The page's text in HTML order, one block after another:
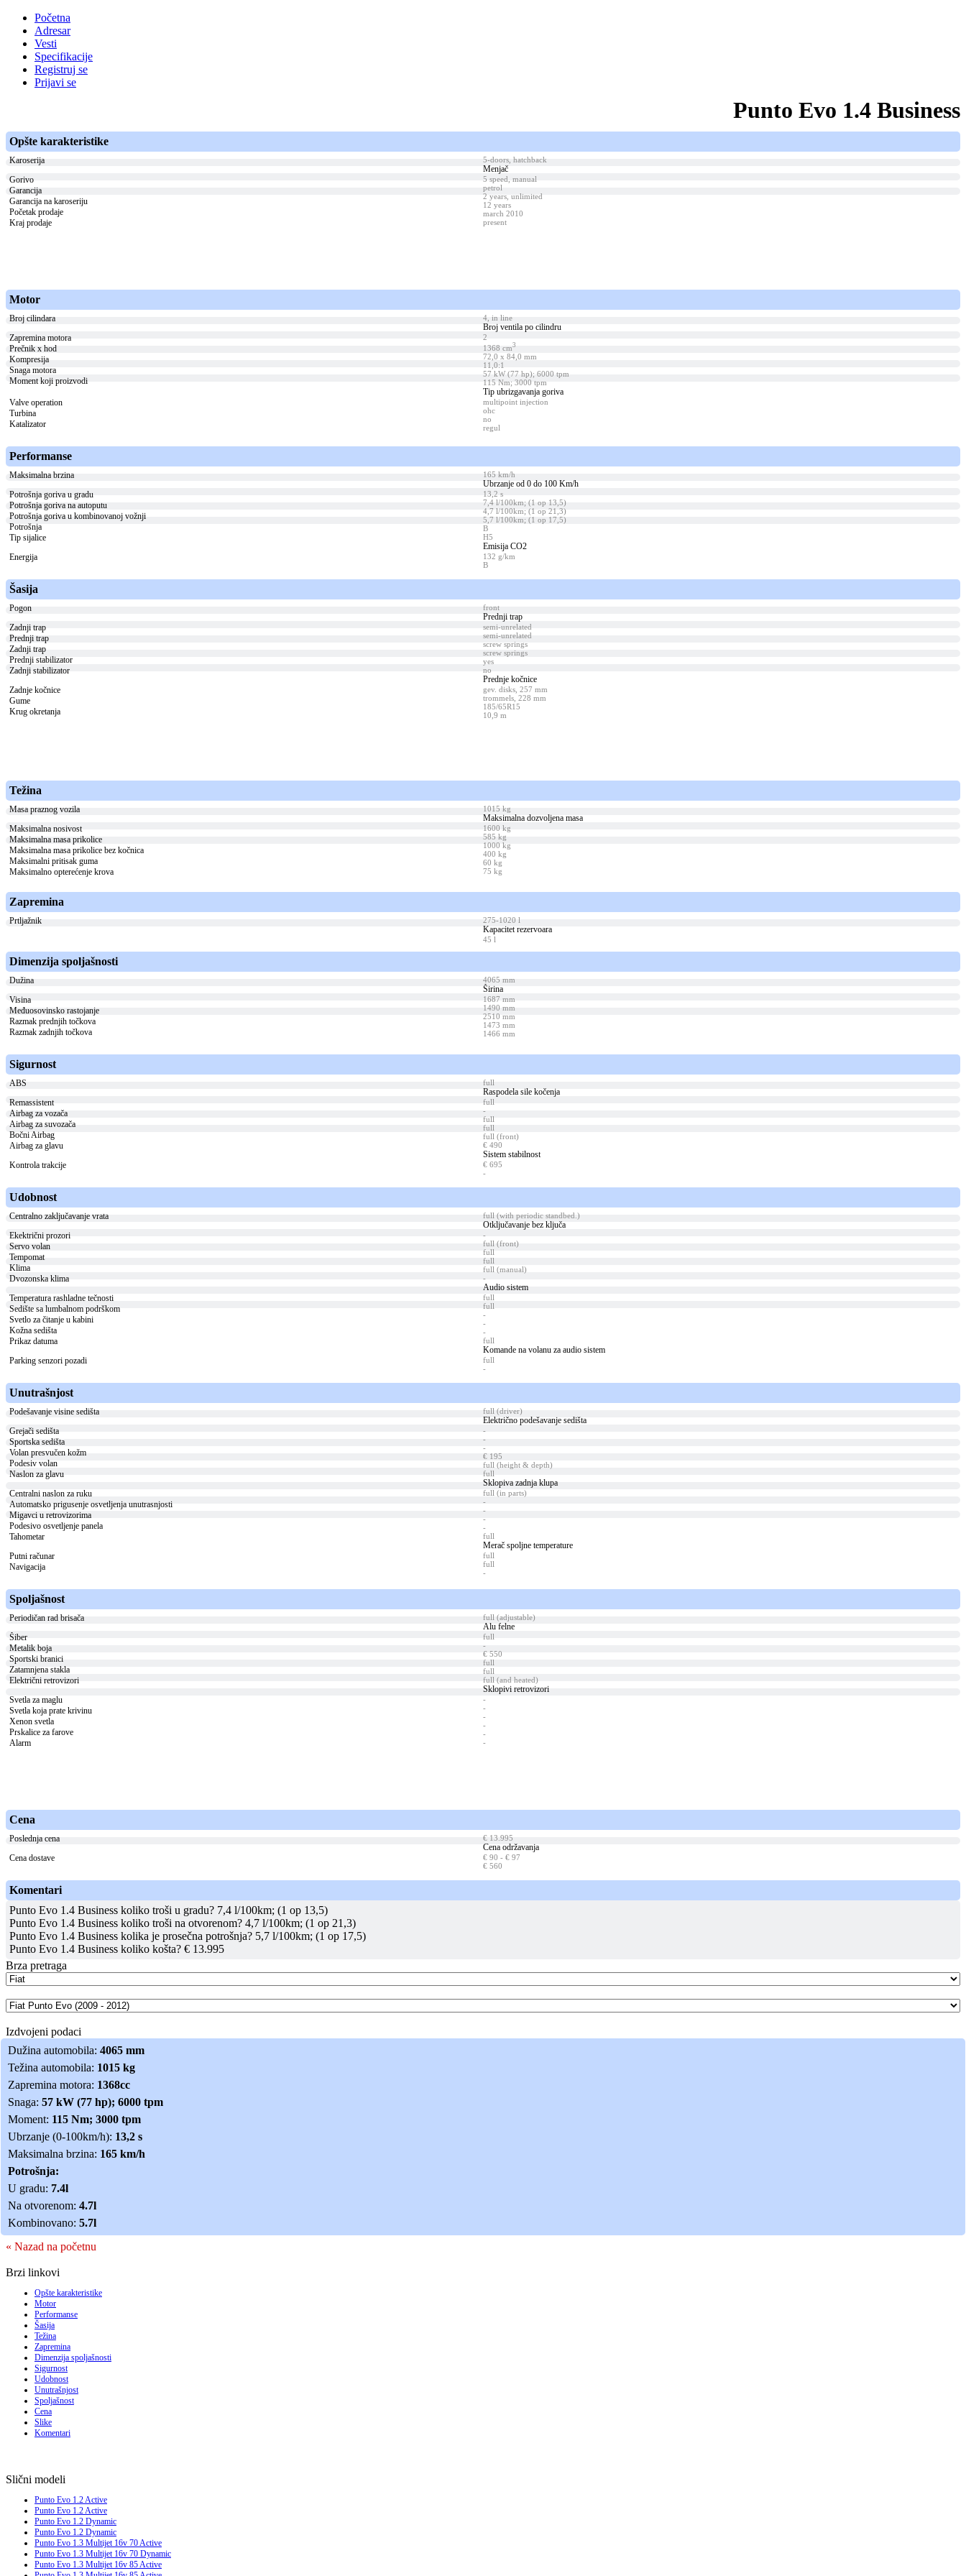
Početna
Adresar
Vesti
Specifikacije
Registruj se
Prijavi se
Punto Evo 1.4 Business
Opšte karakteristike
Karoserija 5-doors, hatchback
Menjač
5 speed, manual
Gorivo
petrol
Garancija
2 years, unlimited
Garancija na karoseriju 12 years
Početak prodaje march 2010
Kraj prodaje present
Motor
Broj cilindara 4, in line
Broj ventila po cilindru
2
Zapremina motora
1368 cm3
Prečnik x hod
72,0 x 84,0 mm
Kompresija
11,0:1
Snaga motora 57 kW (77 hp); 6000 tpm
Moment koji proizvodi 115 Nm; 3000 tpm
Tip ubrizgavanja goriva
multipoint injection
Valve operation
ohc
Turbina
no
Katalizator regul
Performanse
Maksimalna brzina 165 km/h
Ubrzanje od 0 do 100 Km/h
13,2 s
Potrošnja goriva u gradu
7,4 l/100km; (1 op 13,5)
Potrošnja goriva na autoputu
4,7 l/100km; (1 op 21,3)
Potrošnja goriva u kombinovanoj vožnji 5,7 l/100km; (1 op 17,5)
Potrošnja B
Tip sijalice H5
Emisija CO2
132 g/km
Energija
B
Šasija
Pogon front
Prednji trap
semi-unrelated
Zadnji trap
semi-unrelated
Prednji trap
screw springs
Zadnji trap screw springs
Prednji stabilizator yes
Zadnji stabilizator no
Prednje kočnice
gev. disks, 257 mm
Zadnje kočnice
trommels, 228 mm
Gume
185/65R15
Krug okretanja 10,9 m
Težina
Masa praznog vozila 1015 kg
Maksimalna dozvoljena masa
1600 kg
Maksimalna nosivost
585 kg
Maksimalna masa prikolice
1000 kg
Maksimalna masa prikolice bez kočnica 400 kg
Maksimalni pritisak guma 60 kg
Maksimalno opterećenje krova 75 kg
Zapremina
Prtljažnik 275-1020 l
Kapacitet rezervoara
45 l
Dimenzija spoljašnosti
Dužina 4065 mm
Širina
1687 mm
Visina
1490 mm
Međuosovinsko rastojanje
2510 mm
Razmak prednjih točkova 1473 mm
Razmak zadnjih točkova 1466 mm
Sigurnost
ABS full
Raspodela sile kočenja
full
Remassistent
-
Airbag za vozača
full
Airbag za suvozača full
Bočni Airbag full (front)
Airbag za glavu € 490
Sistem stabilnost
€ 695
Kontrola trakcije
-
Udobnost
Centralno zaključavanje vrata full (with periodic standbed.)
Otključavanje bez ključa
-
Ekektrični prozori
full (front)
Servo volan
full
Tempomat full
Klima full (manual)
Dvozonska klima -
Audio sistem
full
Temperatura rashladne tečnosti
full
Sedište sa lumbalnom podrškom
-
Svetlo za čitanje u kabini -
Kožna sedišta -
Prikaz datuma full
Komande na volanu za audio sistem
full
Parking senzori pozadi
-
Unutrašnjost
Podešavanje visine sedišta full (driver)
Električno podešavanje sedišta
-
Grejači sedišta
-
Sportska sedišta
-
Volan presvučen kožm € 195
Podesiv volan full (height & depth)
Naslon za glavu full
Sklopiva zadnja klupa
full (in parts)
Centralni naslon za ruku
-
Automatsko prigusenje osvetljenja unutrasnjosti
-
Migavci u retrovizorima -
Podesivo osvetljenje panela -
Tahometar full
Merač spoljne temperature
full
Putni računar
full
Navigacija
-
Spoljašnost
Periodičan rad brisača full (adjustable)
Alu felne
full
Šiber
-
Metalik boja
€ 550
Sportski branici full
Zatamnjena stakla full
Električni retrovizori full (and heated)
Sklopivi retrovizori
-
Svetla za maglu
-
Svetla koja prate krivinu
-
Xenon svetla -
Prskalice za farove -
Alarm -
Cena
Poslednja cena € 13.995
Cena održavanja
€ 90 - € 97
Cena dostave
€ 560
Komentari
Punto Evo 1.4 Business koliko troši u gradu? 7,4 l/100km; (1 op 13,5)
Punto Evo 1.4 Business koliko troši na otvorenom? 4,7 l/100km; (1 op 21,3)
Punto Evo 1.4 Business kolika je prosečna potrošnja? 5,7 l/100km; (1 op 17,5)
Punto Evo 1.4 Business koliko košta? € 13.995
Brza pretraga
Izdvojeni podaci
Dužina automobila: 4065 mm
Težina automobila: 1015 kg
Zapremina motora: 1368cc
Snaga: 57 kW (77 hp); 6000 tpm
Moment: 115 Nm; 3000 tpm
Ubrzanje (0-100km/h): 13,2 s
Maksimalna brzina: 165 km/h
Potrošnja:
U gradu: 7.4l
Na otvorenom: 4.7l
Kombinovano: 5.7l
« Nazad na početnu
Brzi linkovi
Opšte karakteristike
Motor
Performanse
Šasija
Težina
Zapremina
Dimenzija spoljašnosti
Sigurnost
Udobnost
Unutrašnjost
Spoljašnost
Cena
Slike
Komentari
Slični modeli
Punto Evo 1.2 Active
Punto Evo 1.2 Active
Punto Evo 1.2 Dynamic
Punto Evo 1.2 Dynamic
Punto Evo 1.3 Multijet 16v 70 Active
Punto Evo 1.3 Multijet 16v 70 Dynamic
Punto Evo 1.3 Multijet 16v 85 Active